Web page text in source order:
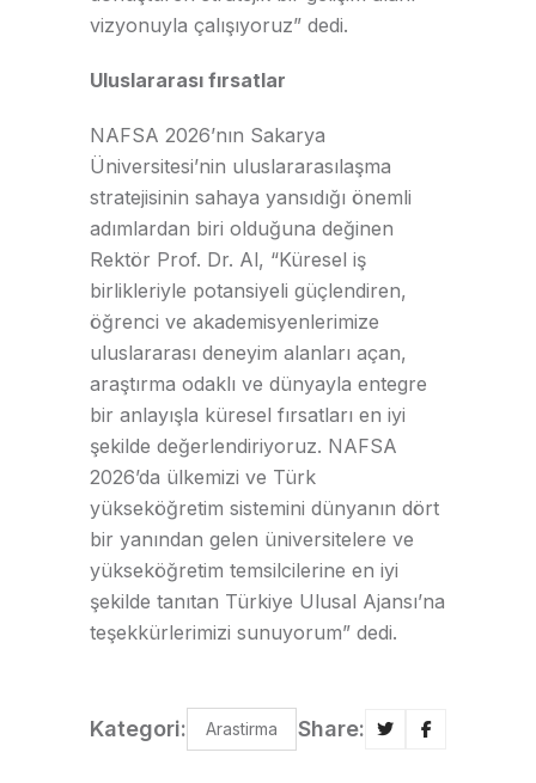
vizyonuyla çalışıyoruz” dedi.
Uluslararası fırsatlar
NAFSA 2026’nın Sakarya
Üniversitesi’nin uluslararasılaşma
stratejisinin sahaya yansıdığı önemli
adımlardan biri olduğuna değinen
Rektör Prof. Dr. Al, “Küresel iş
birlikleriyle potansiyeli güçlendiren,
öğrenci ve akademisyenlerimize
uluslararası deneyim alanları açan,
araştırma odaklı ve dünyayla entegre
bir anlayışla küresel fırsatları en iyi
şekilde değerlendiriyoruz. NAFSA
2026’da ülkemizi ve Türk
yükseköğretim sistemini dünyanın dört
bir yanından gelen üniversitelere ve
yükseköğretim temsilcilerine en iyi
şekilde tanıtan Türkiye Ulusal Ajansı’na
teşekkürlerimizi sunuyorum” dedi.
Kategori: Arastirma Share: